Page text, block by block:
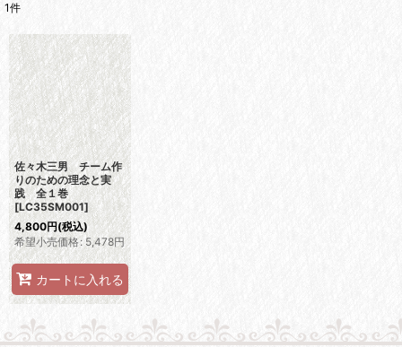
並び順:
1件
佐々木三男 チーム作
りのための理念と実
践 全１巻
[LC35SM001]
4,800円(税込)
希望小売価格: 5,478円
カートに入れる